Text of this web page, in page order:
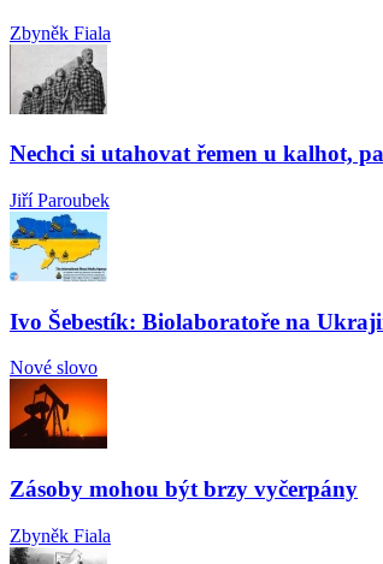
Zbyněk Fiala
Nechci si utahovat řemen u kalhot,
Jiří Paroubek
Ivo Šebestík: Biolaboratoře na
Nové slovo
Zásoby mohou být brzy vyčerpány
Zbyněk Fiala